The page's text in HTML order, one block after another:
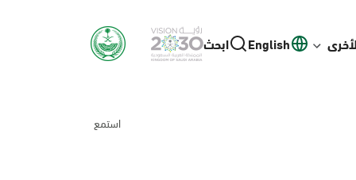
English ابحث
استمع